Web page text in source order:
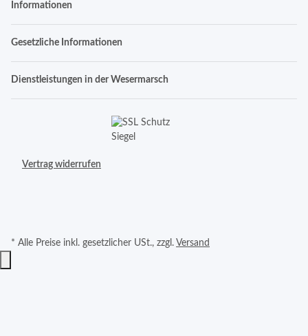
Informationen
Gesetzliche Informationen
Dienstleistungen in der Wesermarsch
Vertrag widerrufen
* Alle Preise inkl. gesetzlicher USt., zzgl. Versand